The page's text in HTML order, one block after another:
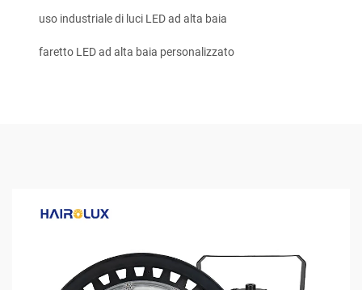
uso industriale di luci LED ad alta baia
faretto LED ad alta baia personalizzato